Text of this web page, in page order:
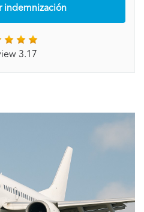
indemnización
3.17